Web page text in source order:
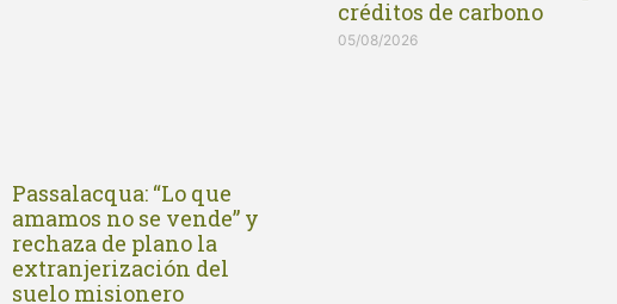
Passalacqua: “Lo que
amamos no se vende” y
rechaza de plano la
extranjerización del
suelo misionero
créditos de carbono
05/08/2026